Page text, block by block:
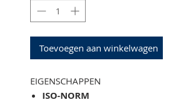
Toevoegen aan winkelwagen
EIGENSCHAPPEN
ISO-NORM